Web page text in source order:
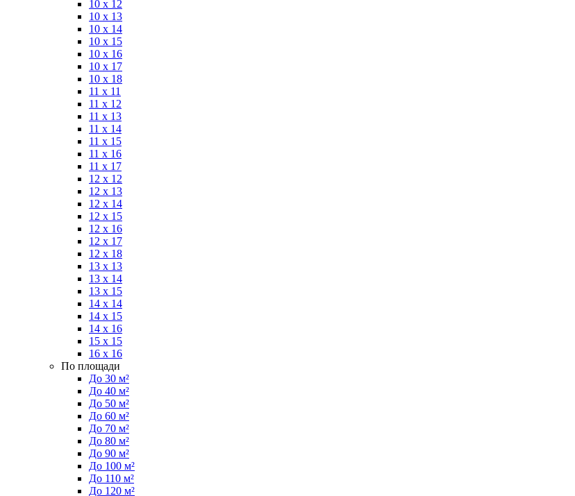
10 x 12
10 x 13
10 x 14
10 x 15
10 x 16
10 x 17
10 x 18
11 x 11
11 x 12
11 x 13
11 x 14
11 x 15
11 x 16
11 x 17
12 x 12
12 x 13
12 x 14
12 x 15
12 x 16
12 x 17
12 x 18
13 x 13
13 x 14
13 x 15
14 x 14
14 x 15
14 x 16
15 x 15
16 x 16
По площади
До 30 м²
До 40 м²
До 50 м²
До 60 м²
До 70 м²
До 80 м²
До 90 м²
До 100 м²
До 110 м²
До 120 м²